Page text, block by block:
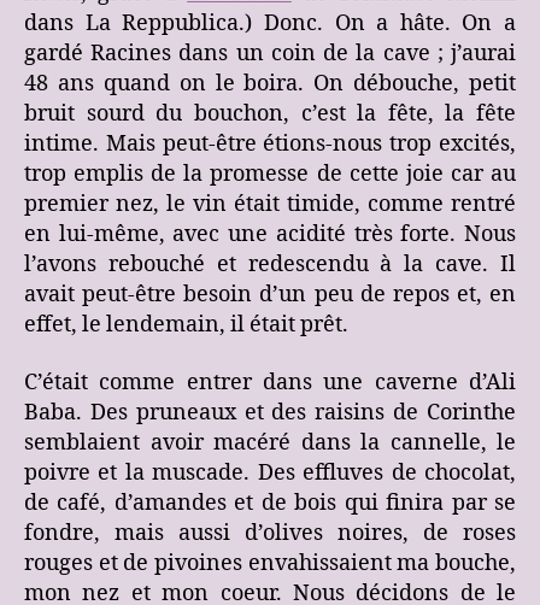
dans La Reppublica.) Donc. On a hâte. On a
gardé Racines dans un coin de la cave ; j’aurai
48 ans quand on le boira. On débouche, petit
bruit sourd du bouchon, c’est la fête, la fête
intime. Mais peut-être étions-nous trop excités,
trop emplis de la promesse de cette joie car au
premier nez, le vin était timide, comme rentré
en lui-même, avec une acidité très forte. Nous
l’avons rebouché et redescendu à la cave. Il
avait peut-être besoin d’un peu de repos et, en
effet, le lendemain, il était prêt.
C’était comme entrer dans une caverne d’Ali
Baba. Des pruneaux et des raisins de Corinthe
semblaient avoir macéré dans la cannelle, le
poivre et la muscade. Des effluves de chocolat,
de café, d’amandes et de bois qui finira par se
fondre, mais aussi d’olives noires, de roses
rouges et de pivoines envahissaient ma bouche,
mon nez et mon coeur. Nous décidons de le